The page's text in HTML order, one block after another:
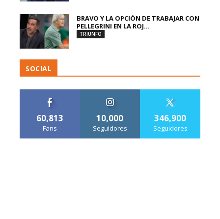
BRAVO Y LA OPCIÓN DE TRABAJAR CON
PELLEGRINI EN LA ROJ...
TRIUNFO
SOCIAL
60,813
Fans
10,000
Seguidores
346,900
Seguidores